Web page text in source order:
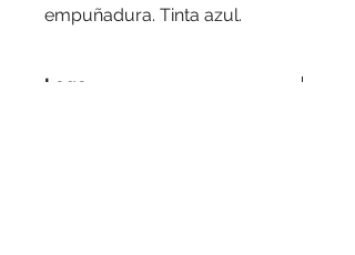
empuñadura. Tinta azul.
Logo